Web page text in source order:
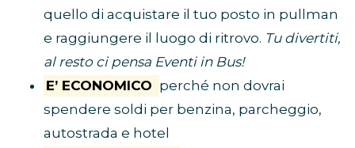
quello di acquistare il tuo posto in pullman
e raggiungere il luogo di ritrovo. Tu divertiti,
al resto ci pensa Eventi in Bus!
E’ ECONOMICO perché non dovrai
spendere soldi per benzina, parcheggio,
autostrada e hotel